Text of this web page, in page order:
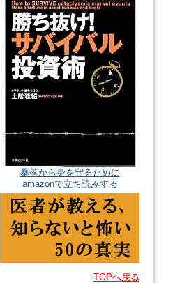
暴落から身を守るために
amazonで立ち読みする
TOPへ戻る